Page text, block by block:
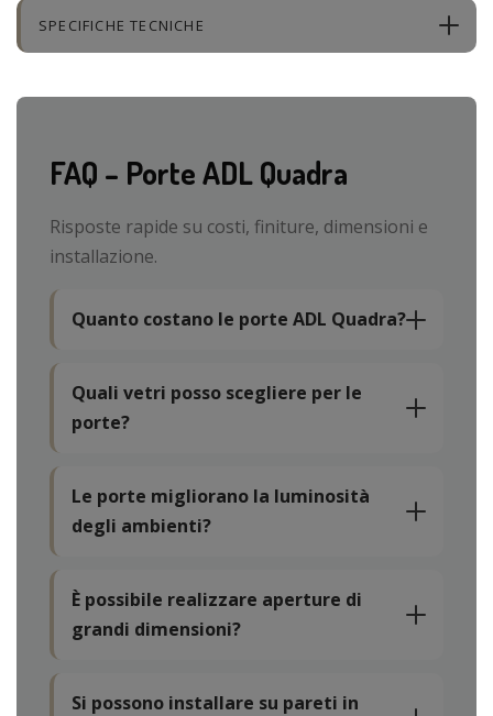
SPECIFICHE TECNICHE
FAQ – Porte ADL Quadra
Risposte rapide su costi, finiture, dimensioni e
installazione.
Quanto costano le porte ADL Quadra?
Quali vetri posso scegliere per le
porte?
Le porte migliorano la luminosità
degli ambienti?
È possibile realizzare aperture di
grandi dimensioni?
Si possono installare su pareti in